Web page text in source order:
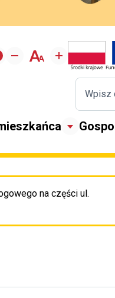
na części ul.
Przejdź do